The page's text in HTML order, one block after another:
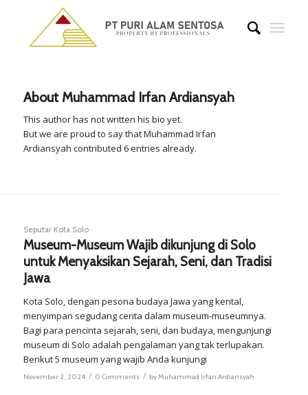
About Muhammad Irfan Ardiansyah
This author has not written his bio yet.
But we are proud to say thatMuhammad Irfan
Ardiansyah contributed 6 entries already.
Seputar Kota Solo
Museum-Museum Wajib dikunjung di Solo
untuk Menyaksikan Sejarah, Seni, dan Tradisi
Jawa
Kota Solo, dengan pesona budaya Jawa yang kental,
menyimpan segudang cerita dalam museum-museumnya.
Bagi para pencinta sejarah, seni, dan budaya, mengunjungi
museum di Solo adalah pengalaman yang tak terlupakan.
Berikut 5 museum yang wajib Anda kunjungi
November 2, 2024 / 0 Comments / byMuhammad Irfan Ardiansyah